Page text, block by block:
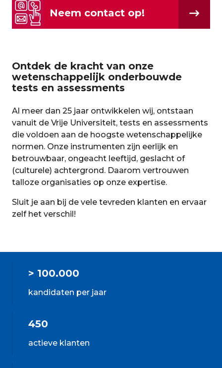
Neem contact op!
Ontdek de kracht van onze
wetenschappelijk onderbouwde
tests en assessments
Al meer dan 25 jaar ontwikkelen wij, ontstaan
vanuit de Vrije Universiteit, tests en assessments
die voldoen aan de hoogste wetenschappelijke
normen. Onze instrumenten zijn eerlijk en
betrouwbaar, ongeacht leeftijd, geslacht of
(culturele) achtergrond. Daarom vertrouwen
talloze organisaties op onze expertise.
Sluit je aan bij de vele tevreden klanten en ervaar
zelf het verschil!
> 100.000
kandidaten per jaar
450
actieve klanten